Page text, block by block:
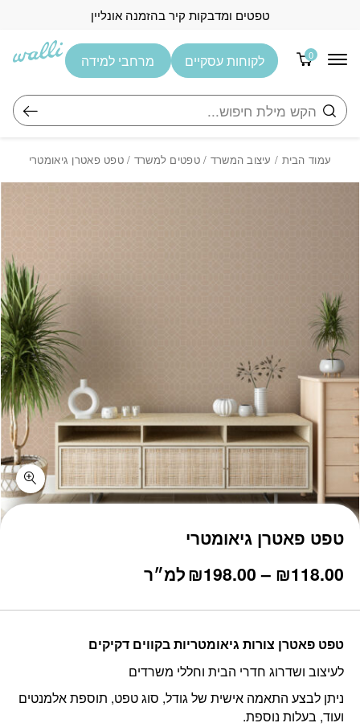
טפטים ומדבקות קיר בהזמנה אונליין
0
חיפוש
לקוחות עסקיים מרחבי למידה
עמוד הבית / עיצוב המשרד /טפטים למשרד / טפט פאטרן גיאומטרי
טפט פאטרן גיאומטרי
₪118.00
–
₪198.00
טווח
⁦₪118.00⁩
עד
למ״ר
טפט פאטרן צורות גיאומטריות בקווים דקיקים
לעיצוב ושדרוג חדרי הבית וחללי משרדים
ניתן לבצע התאמה אישית של גודל, סוג טפט, תוספת אלמנטים
ועוד, בעלות נוספת.